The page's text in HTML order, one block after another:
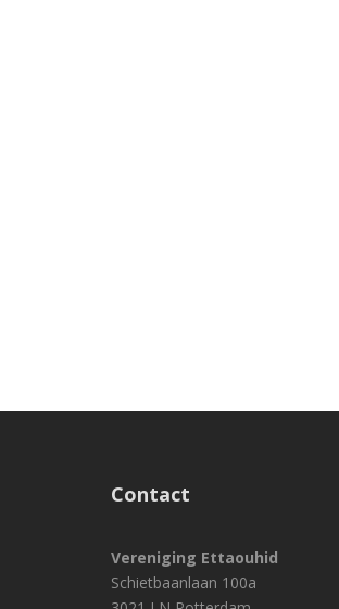
Contact
Vereniging Ettaouhid
Schietbaanlaan 100a